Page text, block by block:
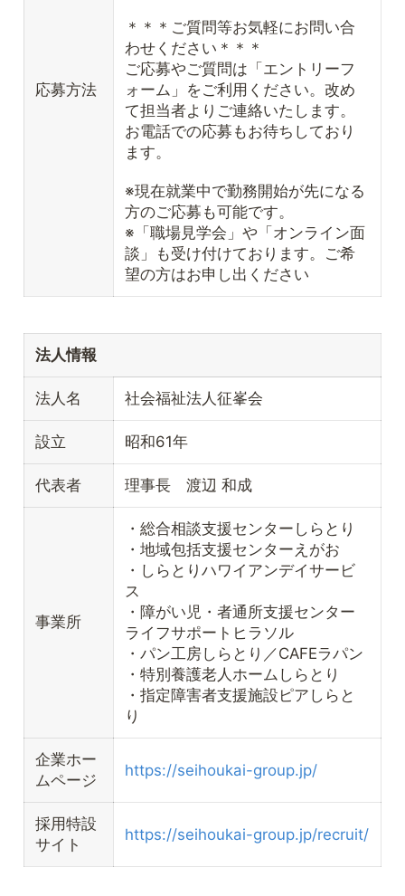
応募方法
＊＊＊ご質問等お気軽にお問い合
わせください＊＊＊
ご応募やご質問は「エントリーフ
ォーム」をご利用ください。改め
て担当者よりご連絡いたします。
お電話での応募もお待ちしており
ます。
※現在就業中で勤務開始が先になる
方のご応募も可能です。
※「職場見学会」や「オンライン面
談」も受け付けております。ご希
望の方はお申し出ください
法人情報
法人名 社会福祉法人征峯会
設立 昭和61年
代表者 理事長 渡辺 和成
事業所
・総合相談支援センターしらとり
・地域包括支援センターえがお
・しらとりハワイアンデイサービ
ス
・障がい児・者通所支援センター
ライフサポートヒラソル
・パン工房しらとり／CAFEラパン
・特別養護老人ホームしらとり
・指定障害者支援施設ピアしらと
り
企業ホー
ムページ
https://seihoukai-group.jp/
採用特設
サイト
https://seihoukai-group.jp/recruit/